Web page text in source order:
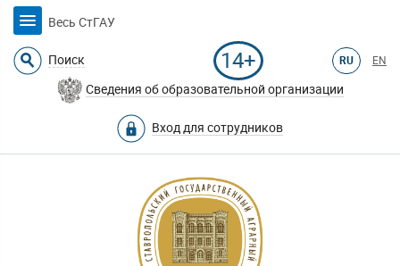
Весь СтГАУ
Поиск 14+ RU EN
Сведения об образовательной организации
Вход для сотрудников